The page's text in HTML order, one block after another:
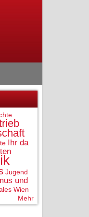
Ihr da
Jugend
und
Wien
Mehr